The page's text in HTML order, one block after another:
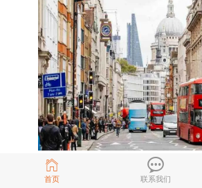
首页 联系我们
此前，这位朋友正是在唐顿的帮助下，离境